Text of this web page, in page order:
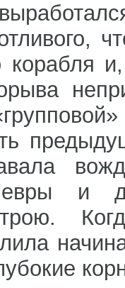
корабля